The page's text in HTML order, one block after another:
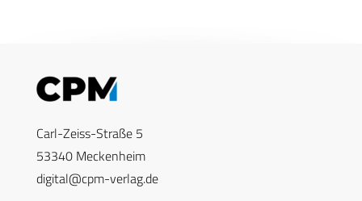
Carl-Zeiss-Straße 5
53340 Meckenheim
digital@cpm-verlag.de